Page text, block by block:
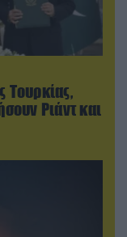
Τουρκίας,
Ριάντ και